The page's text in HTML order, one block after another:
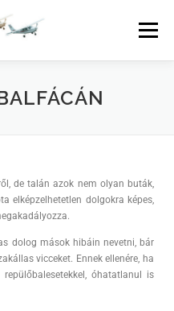
Menü
SZOLGÁLTATÁS
de talán azok nem olyan buták,
elképzelhetetlen dolgokra képes,
mások hibáin nevetni, bár
vicceket. Ennek ellenére, ha
óhatatlanul is